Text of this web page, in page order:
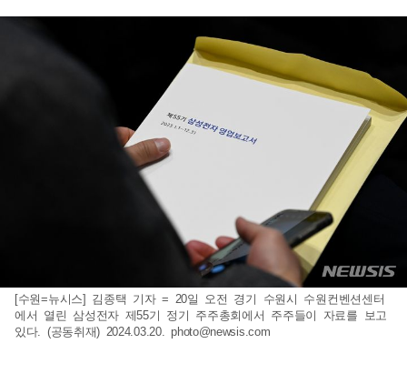
[수원=뉴시스] 김종택 기자 = 20일 오전 경기 수원시 수원컨벤션센터
에서 열린 삼성전자 제55기 정기 주주총회에서 주주들이 자료를 보고
있다. (공동취재) 2024.03.20.photo@newsis.com